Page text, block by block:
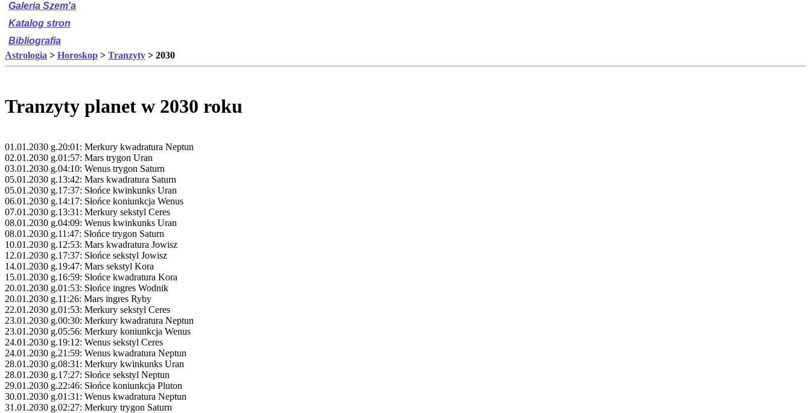
Galeria Szem'a
Katalog stron
Bibliografia
Astrologia > Horoskop > Tranzyty > 2030
Tranzyty planet w 2030 roku
01.01.2030 g.20:01: Merkury kwadratura Neptun
02.01.2030 g.01:57: Mars trygon Uran
03.01.2030 g.04:10: Wenus trygon Saturn
05.01.2030 g.13:42: Mars kwadratura Saturn
05.01.2030 g.17:37: Słońce kwinkunks Uran
06.01.2030 g.14:17: Słońce koniunkcja Wenus
07.01.2030 g.13:31: Merkury sekstyl Ceres
08.01.2030 g.04:09: Wenus kwinkunks Uran
08.01.2030 g.11:47: Słońce trygon Saturn
10.01.2030 g.12:53: Mars kwadratura Jowisz
12.01.2030 g.17:37: Słońce sekstyl Jowisz
14.01.2030 g.19:47: Mars sekstyl Kora
15.01.2030 g.16:59: Słońce kwadratura Kora
20.01.2030 g.01:53: Słońce ingres Wodnik
20.01.2030 g.11:26: Mars ingres Ryby
22.01.2030 g.01:53: Merkury sekstyl Ceres
23.01.2030 g.00:30: Merkury kwadratura Neptun
23.01.2030 g.05:56: Merkury koniunkcja Wenus
24.01.2030 g.19:12: Wenus sekstyl Ceres
24.01.2030 g.21:59: Wenus kwadratura Neptun
28.01.2030 g.08:31: Merkury kwinkunks Uran
28.01.2030 g.17:27: Słońce sekstyl Neptun
29.01.2030 g.22:46: Słońce koniunkcja Pluton
30.01.2030 g.01:31: Wenus kwadratura Neptun
31.01.2030 g.02:27: Merkury trygon Saturn